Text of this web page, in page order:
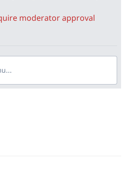
moderator approval